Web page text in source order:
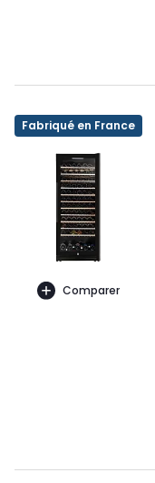
Fabriqué en France
Comparer